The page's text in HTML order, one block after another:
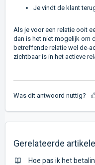
Je vindt de klant
Als je voor een relatie ooit
dan is het niet mogelijk om
betreffende relatie wel de-
zichtbaar is in het actieve
Was dit antwoord nuttig?
Gerelateerde
Hoe pas ik het